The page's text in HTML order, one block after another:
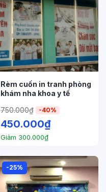
Rèm cuốn in tranh phòng
khám nha khoa y tế
750.000₫ -40%
450.000₫
Giảm 300.000₫
-25%